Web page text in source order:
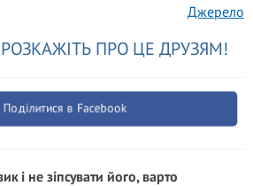
Джерело
ПРО ЦЕ ДРУЗЯМ!
Поділитися в Facebook